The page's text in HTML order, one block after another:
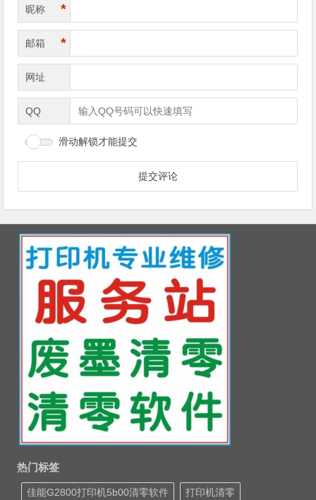
昵称 *
邮箱 *
网址
QQ
滑动解锁才能提交
热门标签
佳能G2800打印机5b00清零软件 打印机清零